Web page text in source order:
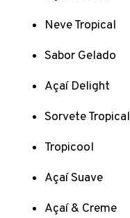
Neve Tropical
Sabor Gelado
Açaí Delight
Sorvete Tropical
Tropicool
Açaí Suave
Açaí & Creme